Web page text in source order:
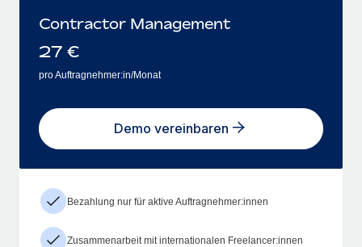
Contractor Management
27 €
pro Auftragnehmer:in/Monat
Demo vereinbaren
Bezahlung nur für aktive Auftragnehmer:innen
Zusammenarbeit mit internationalen Freelancer:innen